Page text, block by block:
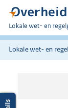
U
bent
hier:
Lokale wet- en
Lokale wet- en